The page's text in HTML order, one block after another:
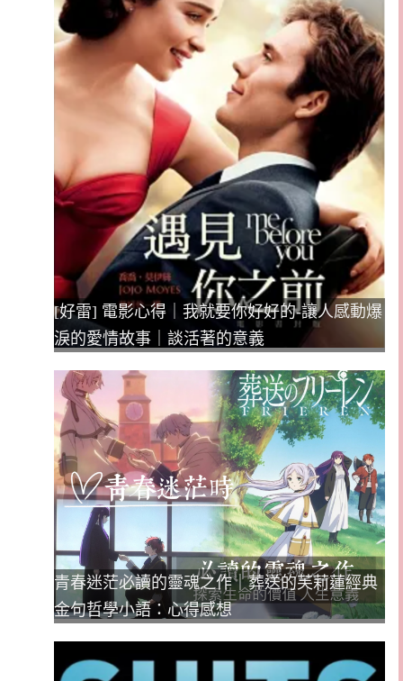
[好雷] 電影心得｜我就要你好好的-讓人感動爆
淚的愛情故事｜談活著的意義
青春迷茫必讀的靈魂之作｜葬送的芙莉蓮經典
金句哲學小語：心得感想